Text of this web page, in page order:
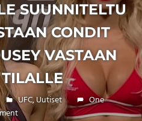
SUUNNITELTU
CONDIT
VASTAAN
UFC,Uutiset
One